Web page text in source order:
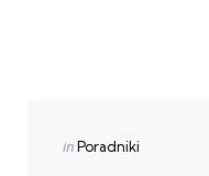
Posted
inPoradniki